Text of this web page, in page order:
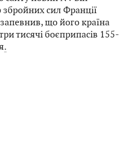
збройних сил Франції
що його країна
тисячі боєприпасів 155-
.